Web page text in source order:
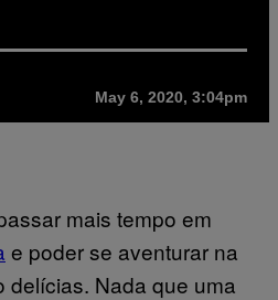
May 6, 2020, 3:04pm
mais tempo em
e poder se aventurar na
delícias. Nada que uma